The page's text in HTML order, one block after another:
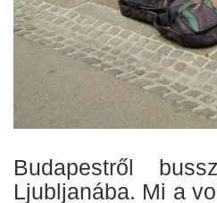
Budapestről
Ljubljanába. Mi a